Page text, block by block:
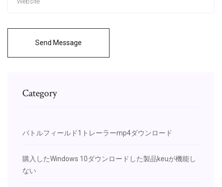
Send Message
Category
バトルフィールド1トレーラーmp4ダウンロード
購入したWindows 10ダウンロードした製品keuが機能し
ない